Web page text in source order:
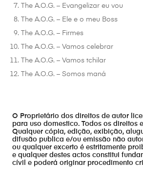
The A.O.G. – Evangelizar eu vou
The A.O.G. – Ele e o meu Boss
The A.O.G. – Firmes
The A.O.G. – Vamos celebrar
The A.O.G. – Vamos tchilar
The A.O.G. – Somos maná
O Proprietário dos direitos de autor
para uso domestico. Todos os direitos
Qualquer cópia, edição, exibição,
difusão publica e/ou emissão não
ou qualquer excerto é estritamente
e qualquer destes actos constitui
cívil e poderá originar procedimento